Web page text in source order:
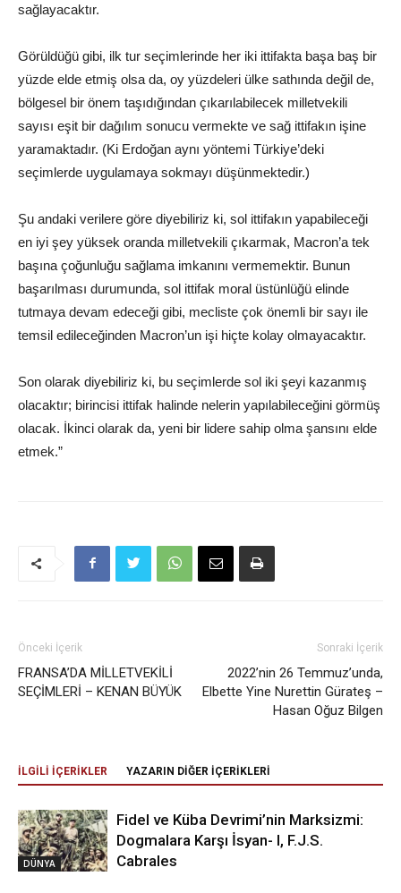
sağlayacaktır.
Görüldüğü gibi, ilk tur seçimlerinde her iki ittifakta başa baş bir
yüzde elde etmiş olsa da, oy yüzdeleri ülke sathında değil de,
bölgesel bir önem taşıdığından çıkarılabilecek milletvekili
sayısı eşit bir dağılım sonucu vermekte ve sağ ittifakın işine
yaramaktadır. (Ki Erdoğan aynı yöntemi Türkiye’deki
seçimlerde uygulamaya sokmayı düşünmektedir.)
Şu andaki verilere göre diyebiliriz ki, sol ittifakın yapabileceği
en iyi şey yüksek oranda milletvekili çıkarmak, Macron’a tek
başına çoğunluğu sağlama imkanını vermemektir. Bunun
başarılması durumunda, sol ittifak moral üstünlüğü elinde
tutmaya devam edeceği gibi, mecliste çok önemli bir sayı ile
temsil edileceğinden Macron’un işi hiçte kolay olmayacaktır.
Son olarak diyebiliriz ki, bu seçimlerde sol iki şeyi kazanmış
olacaktır; birincisi ittifak halinde nelerin yapılabileceğini görmüş
olacak. İkinci olarak da, yeni bir lidere sahip olma şansını elde
etmek.”
Önceki İçerik
FRANSA’DA MİLLETVEKİLİ
SEÇİMLERİ – KENAN BÜYÜK
Sonraki İçerik
2022’nin 26 Temmuz’unda,
Elbette Yine Nurettin Gürateş –
Hasan Oğuz Bilgen
İLGİLİ İÇERİKLER YAZARIN DİĞER İÇERİKLERİ
DÜNYA
Fidel ve Küba Devrimi’nin Marksizmi:
Dogmalara Karşı İsyan- I, F.J.S.
Cabrales